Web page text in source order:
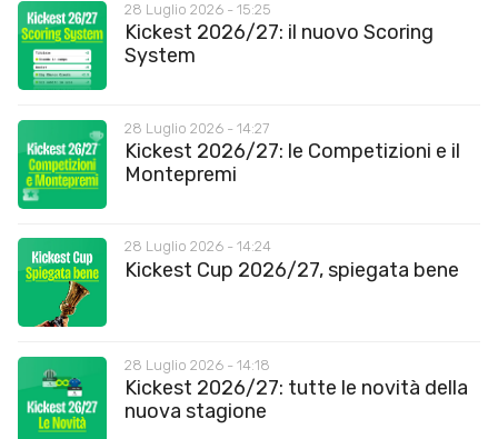
28 Luglio 2026 - 15:25
Kickest 2026/27: il nuovo Scoring
System
28 Luglio 2026 - 14:27
Kickest 2026/27: le Competizioni e il
Montepremi
28 Luglio 2026 - 14:24
Kickest Cup 2026/27, spiegata bene
28 Luglio 2026 - 14:18
Kickest 2026/27: tutte le novità della
nuova stagione